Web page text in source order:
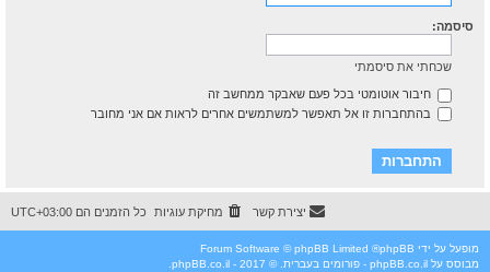
סיסמה:
שכחתי את סיסמתי
חיבור אוטומטי בכל פעם שאבקר ממחשב זה
בהתחברות זו אל תאפשר למשתמשים אחרים לראות אם אני מחובר
כל הזמנים הם UTC+03:00 מחיקת עוגיות יצירת קשר
מופעל על ידי phpBB
® Forum Software © phpBB Limited
מבוסס על phpBB.co.il - פורומים בעברית
. © 2017 - phpBB.co.il.